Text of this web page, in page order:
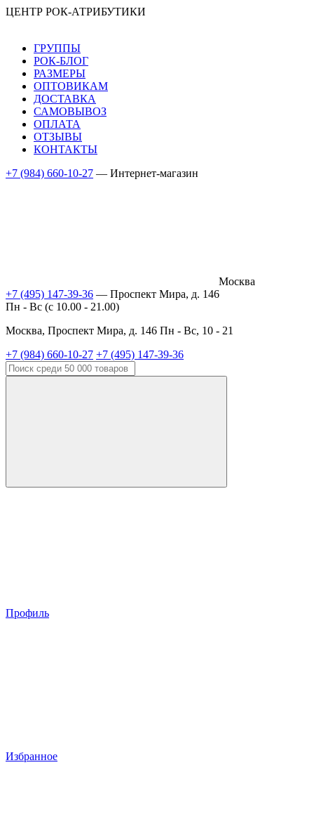
ЦЕНТР РОК-АТРИБУТИКИ
ГРУППЫ
РОК-БЛОГ
РАЗМЕРЫ
ОПТОВИКАМ
ДОСТАВКА
САМОВЫВОЗ
ОПЛАТА
ОТЗЫВЫ
КОНТАКТЫ
+7 (984) 660-10-27 — Интернет-магазин
Москва
+7 (495) 147-39-36 — Проспект Мира, д. 146
Пн - Вс (c 10.00 - 21.00)
Москва, Проспект Мира, д. 146 Пн - Вс, 10 - 21
+7 (984) 660-10-27 +7 (495) 147-39-36
Профиль
Избранное